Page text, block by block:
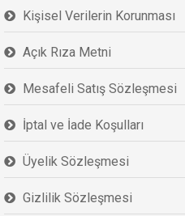
Kişisel Verilerin Korunması
Açık Rıza Metni
Mesafeli Satış Sözleşmesi
İptal ve İade Koşulları
Üyelik Sözleşmesi
Gizlilik Sözleşmesi